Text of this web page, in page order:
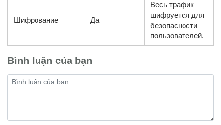
Шифрование Да
Весь трафик
шифруется для
безопасности
пользователей.
Bình luận của bạn